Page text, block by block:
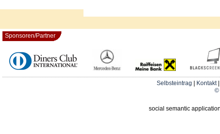
Sponsoren/Partner
Selbsteintrag Kontakt
©
social semantic